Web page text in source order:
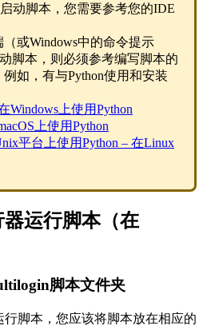
动脚本，您需要参考您的IDE
或Windows中的命令提示
脚本，则必须参考编写脚本的
如，有与Python使用和安装
Windows上使用Python
上使用Python
平台上使用Python – 在Linux
运行脚本（在
脚本文件夹
脚本，您应该将脚本放在相应的